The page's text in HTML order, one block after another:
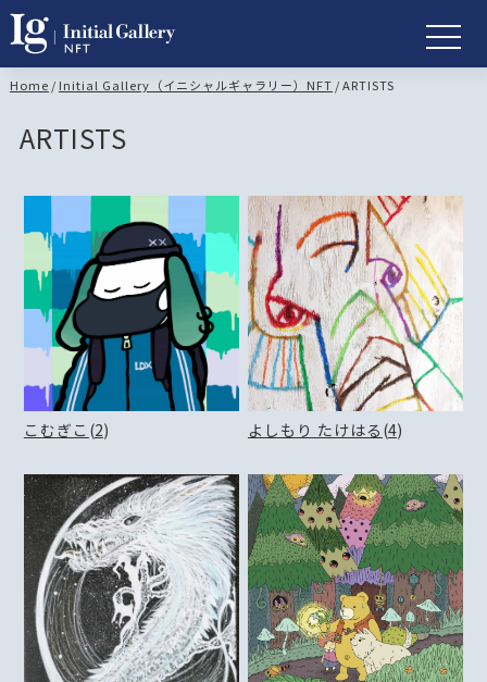
Home / Initial Gallery（イニシャルギャラリー）NFT /ARTISTS
ARTISTS
こむぎこ (2) よしもり たけはる (4)